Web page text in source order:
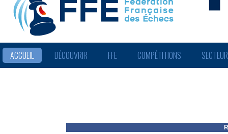
ACCUEIL DÉCOUVRIR FFE COMPÉTITIONS